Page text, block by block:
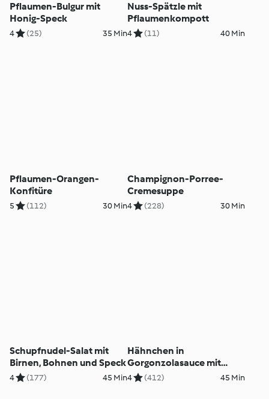
Pflaumen-Bulgur mit
Honig-Speck
4 (25) 35 Min
Nuss-Spätzle mit
Pflaumenkompott
4 (11) 40 Min
Pflaumen-Orangen-
Konfitüre
5 (112) 30 Min
Champignon-Porree-
Cremesuppe
4 (228) 30 Min
Schupfnudel-Salat mit
Birnen, Bohnen und Speck
4 (177) 45 Min
Hähnchen in
Gorgonzolasauce mit
Nudeln
4 (412) 45 Min